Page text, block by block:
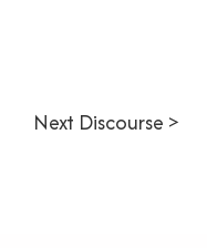
Next Discourse >